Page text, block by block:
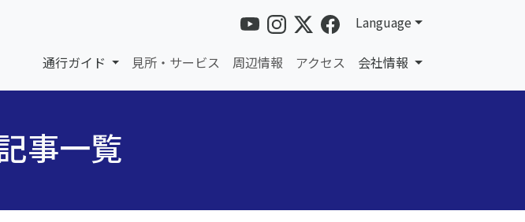
Language
通行ガイド 見所・サービス 周辺情報 アクセス 会社情報
事一覧